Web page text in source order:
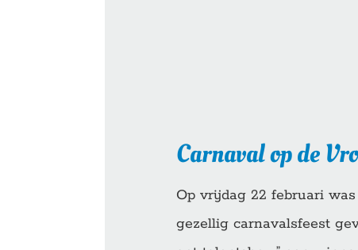
Carnaval op de
Op vrijdag 22 februari
gezellig carnavalsfeest